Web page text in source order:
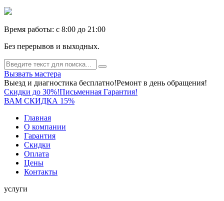
Время работы: c 8:00 до 21:00
Без перерывов и выходных.
Вызвать мастера
Выезд и диагностика бесплатно!Ремонт в день обращения!
Скидки до 30%!Письменная Гарантия!
ВАМ СКИДКА 15%
Главная
О компании
Гарантия
Скидки
Оплата
Цены
Контакты
услуги